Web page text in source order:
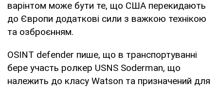
варінтом може бути те, що США перекидають
до Європи додаткові сили з важкою технікою
та озброєнням.
OSINT defender пише, що в транспортуванні
бере участь ролкер USNS Soderman, що
належить до класу Watson та призначений для